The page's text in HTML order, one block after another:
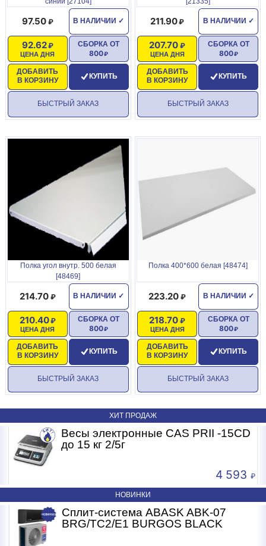
В НАЛИЧИИ ✓
97.50
ЦЕНА ДНЯ
92.62
ДОБАВИТЬ
В КОРЗИНУ
СБОРКА ОТ
800
КУПИТЬ
БЫСТРЫЙ ЗАКАЗ
В НАЛИЧИИ ✓
211.90
ЦЕНА ДНЯ
207.70
ДОБАВИТЬ
В КОРЗИНУ
СБОРКА ОТ
800
КУПИТЬ
БЫСТРЫЙ ЗАКАЗ
Полка угол внутр. 500 белая
[48469]
В НАЛИЧИИ ✓
214.70
ЦЕНА ДНЯ
210.40
ДОБАВИТЬ
В КОРЗИНУ
СБОРКА ОТ
800
КУПИТЬ
БЫСТРЫЙ ЗАКАЗ
Полка 400*600 белая [48474]
В НАЛИЧИИ ✓
223.20
ЦЕНА ДНЯ
218.70
ДОБАВИТЬ
В КОРЗИНУ
СБОРКА ОТ
800
КУПИТЬ
БЫСТРЫЙ ЗАКАЗ
ХИТ ПРОДАЖ
Весы электронные CAS PRII -15CD
до 15 кг 2/5г
4 593
НОВИНКИ
Сплит-система ABASK ABK-07
BRG/TC2/E1 BURGOS BLACK